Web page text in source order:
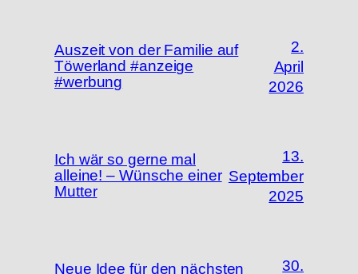
Auszeit von der Familie auf
Töwerland #anzeige
#werbung
2.
April
2026
Ich wär so gerne mal
alleine! – Wünsche einer
Mutter
13.
September
2025
Neue Idee für den nächsten 30.